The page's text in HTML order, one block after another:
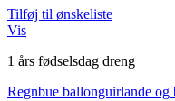
Tilføj til ønskeliste
Vis
1 års fødselsdag dreng
Regnbue ballonguirlande og